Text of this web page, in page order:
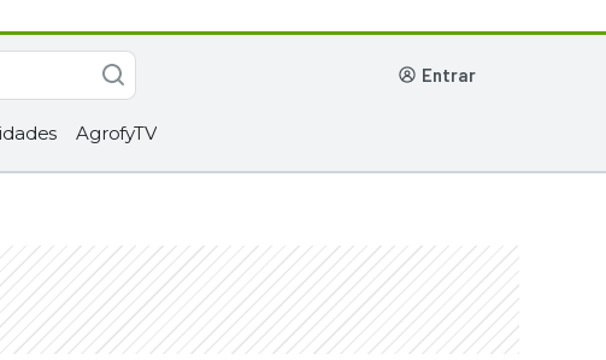
entrar
AgrofyTV